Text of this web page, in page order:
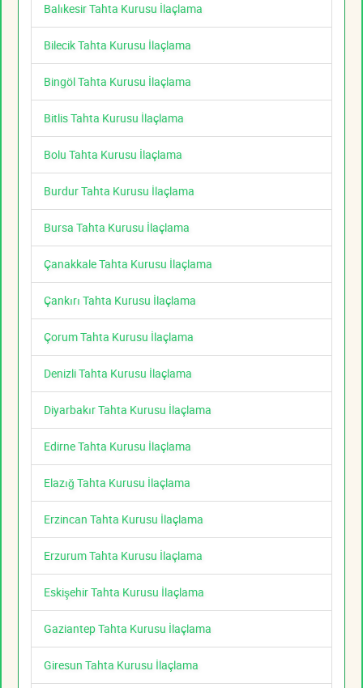
Balıkesir Tahta Kurusu İlaçlama
Bilecik Tahta Kurusu İlaçlama
Bingöl Tahta Kurusu İlaçlama
Bitlis Tahta Kurusu İlaçlama
Bolu Tahta Kurusu İlaçlama
Burdur Tahta Kurusu İlaçlama
Bursa Tahta Kurusu İlaçlama
Çanakkale Tahta Kurusu İlaçlama
Çankırı Tahta Kurusu İlaçlama
Çorum Tahta Kurusu İlaçlama
Denizli Tahta Kurusu İlaçlama
Diyarbakır Tahta Kurusu İlaçlama
Edirne Tahta Kurusu İlaçlama
Elazığ Tahta Kurusu İlaçlama
Erzincan Tahta Kurusu İlaçlama
Erzurum Tahta Kurusu İlaçlama
Eskişehir Tahta Kurusu İlaçlama
Gaziantep Tahta Kurusu İlaçlama
Giresun Tahta Kurusu İlaçlama